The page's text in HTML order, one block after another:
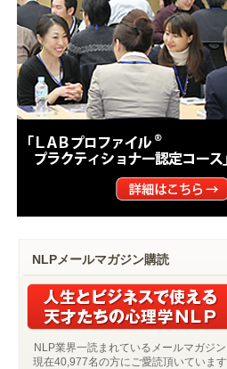
NLPメールマガジン購読
NLP業界一読まれているメールマガジン
現在40,977名の方にご愛読頂いています